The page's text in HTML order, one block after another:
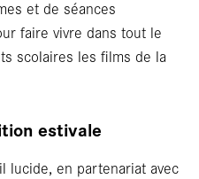
et de séances
faire vivre dans tout le
scolaires les films de la
estivale
en partenariat avec